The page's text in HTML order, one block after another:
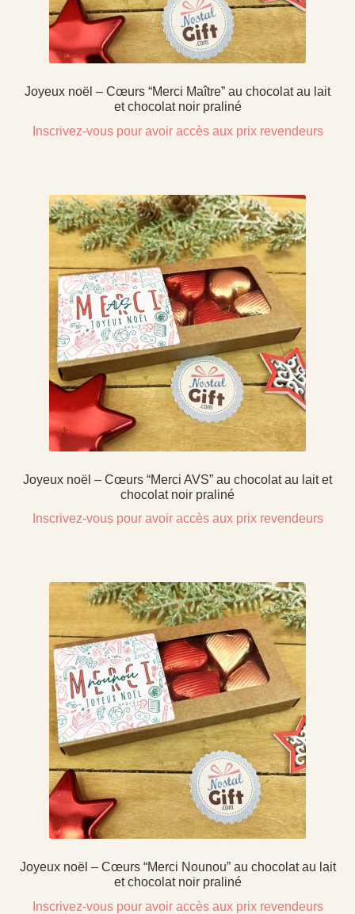
Joyeux noël – Cœurs “Merci Maître” au chocolat au lait
et chocolat noir praliné
Inscrivez-vous pour avoir accès aux prix revendeurs
Joyeux noël – Cœurs “Merci AVS” au chocolat au lait et
chocolat noir praliné
Inscrivez-vous pour avoir accès aux prix revendeurs
Joyeux noël – Cœurs “Merci Nounou” au chocolat au lait
et chocolat noir praliné
Inscrivez-vous pour avoir accès aux prix revendeurs